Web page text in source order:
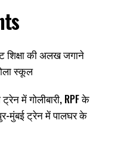
शिक्षा की अलख जगाने
स्कूल
में गोलीबारी, RPF के
मुंबई ट्रेन में पालघर के